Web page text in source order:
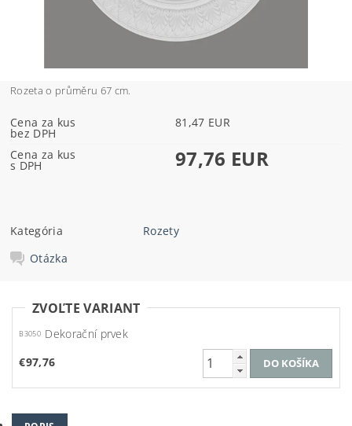
Rozeta o průměru 67 cm.
Cena za kus
bez DPH
81,47 EUR
Cena za kus
s DPH 97,76 EUR
Kategória
Rozety
Otázka
ZVOĽTE VARIANT
B3050 Dekorační prvek
€97,76